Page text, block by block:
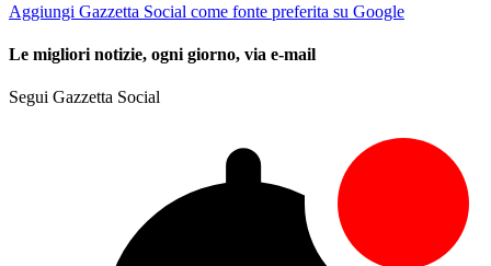
Aggiungi Gazzetta Social come fonte preferita su Google
Le migliori notizie, ogni giorno, via e-mail
Segui Gazzetta Social